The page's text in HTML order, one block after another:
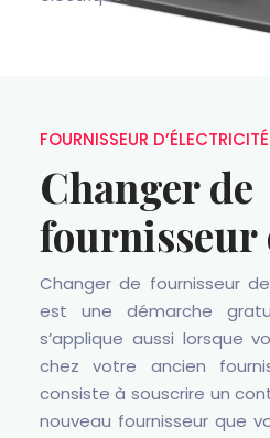
FOURNISSEUR
Changer de
fournisseur
Changer de fournisseur
est une démarche
s’applique aussi lorsque
chez votre ancien
consiste à souscrire un
nouveau fournisseur que